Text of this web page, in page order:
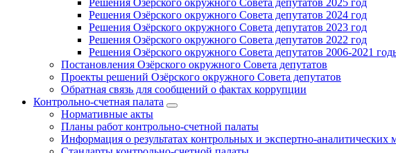
Решения Озёрского окружного Совета депутатов 2025 год
Решения Озёрского окружного Совета депутатов 2024 год
Решения Озёрского окружного Совета депутатов 2023 год
Решения Озёрского окружного Совета депутатов 2022 год
Решения Озёрского окружного Совета депутатов 2006-2021
Постановления Озёрского окружного Совета депутатов
Проекты решений Озёрского окружного Совета депутатов
Обратная связь для сообщений о фактах коррупции
Контрольно-счетная палата
Нормативные акты
Планы работ контрольно-счетной палаты
Информация о результатах контрольных и экспертно-аналитических